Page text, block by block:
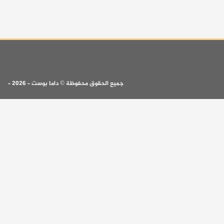
جميع الحقوق محفوظة © داما بوست - 2026 -